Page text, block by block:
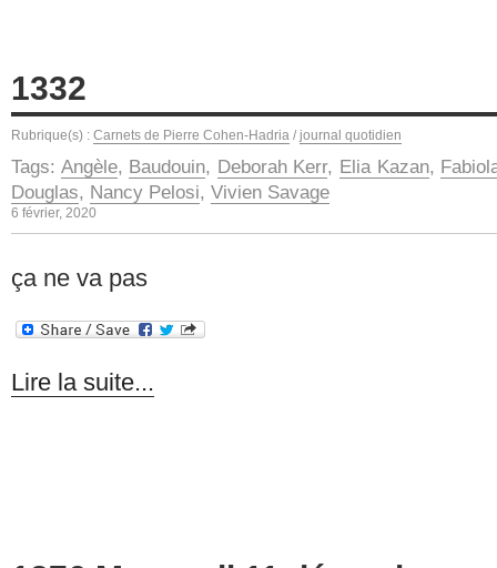
1332
Rubrique(s) : Carnets de Pierre Cohen-Hadria / journal quotidien
Tags: Angèle, Baudouin, Deborah Kerr, Elia Kazan,
Douglas, Nancy Pelosi, Vivien Savage
6 février, 2020
ça ne va pas
Lire la suite...